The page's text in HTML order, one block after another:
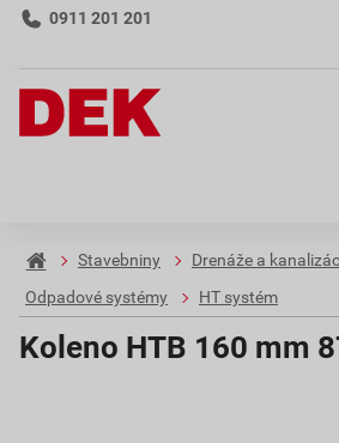
0911 201 201
Stavebniny
Drenáže a
Odpadové systémy
HT systém
Koleno HTB 160 mm